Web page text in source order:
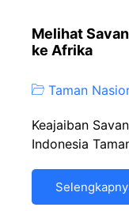
Melihat
ke Afrika
Taman
Keajaiban
Indonesia